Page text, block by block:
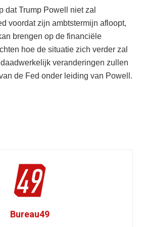
dat Trump Powell niet zal
voordat zijn ambtstermijn afloopt,
brengen op de financiële
hoe de situatie zich verder zal
veranderingen zullen
de Fed onder leiding van Powell.
Bureau49